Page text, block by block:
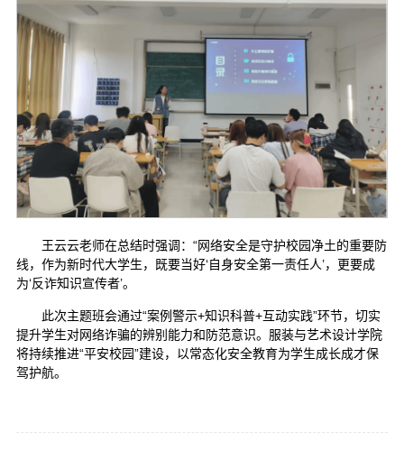
王云云老师在总结时强调：“网络安全是守护校园净土的重要防
线，作为新时代大学生，既要当好‘自身安全第一责任人’，更要成
为‘反诈知识宣传者’。
此次主题班会通过“案例警示+知识科普+互动实践”环节，切实
提升学生对网络诈骗的辨别能力和防范意识。服装与艺术设计学院
将持续推进“平安校园”建设，以常态化安全教育为学生成长成才保
驾护航。